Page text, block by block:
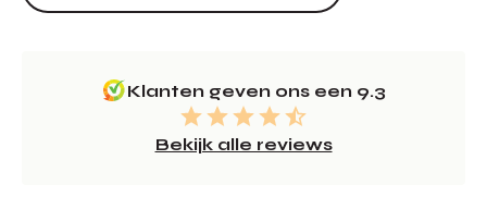
Klanten geven ons een 9.3
Bekijk alle reviews